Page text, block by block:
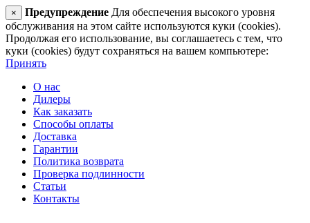
× Предупреждение Для обеспечения высокого уровня
обслуживания на этом сайте используются куки (cookies).
Продолжая его использование, вы соглашаетесь с тем, что
куки (cookies) будут сохраняться на вашем компьютере:
Принять
О нас
Дилеры
Как заказать
Способы оплаты
Доставка
Гарантии
Политика возврата
Проверка подлинности
Статьи
Контакты